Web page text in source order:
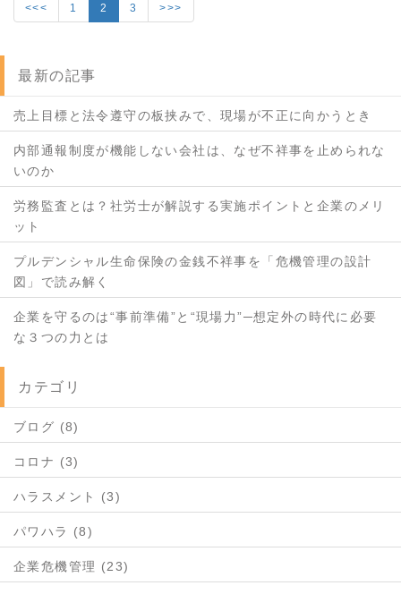
<<< 1 2 3 >>>
最新の記事
売上目標と法令遵守の板挟みで、現場が不正に向かうとき
内部通報制度が機能しない会社は、なぜ不祥事を止められな
いのか
労務監査とは？社労士が解説する実施ポイントと企業のメリ
ット
プルデンシャル生命保険の金銭不祥事を「危機管理の設計
図」で読み解く
企業を守るのは“事前準備”と“現場力”─想定外の時代に必要
な３つの力とは
カテゴリ
ブログ (8)
コロナ (3)
ハラスメント (3)
パワハラ (8)
企業危機管理 (23)